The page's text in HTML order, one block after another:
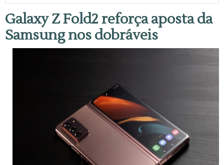
Galaxy Z Fold2 reforça aposta da
Samsung nos dobráveis